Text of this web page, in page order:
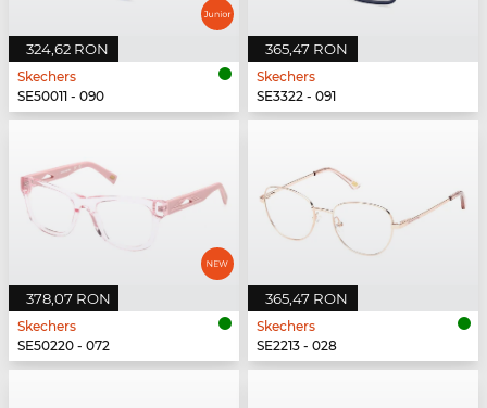
324,62 RON
Skechers
SE50011 - 090
365,47 RON
Skechers
SE3322 - 091
378,07 RON
Skechers
SE50220 - 072
365,47 RON
Skechers
SE2213 - 028